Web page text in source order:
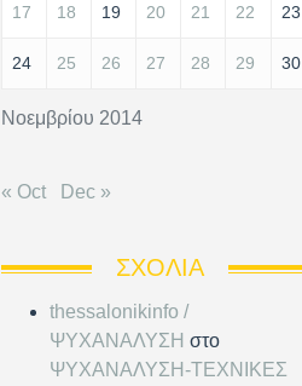
Νοεμβρίου 2014
17 18 19 20 21 22 23
24 25 26 27 28 29 30
« Oct Dec »
ΣΧΌΛΙΑ
thessalonikinfo /
ΨΥΧΑΝΑΛΥΣΗ στο
ΨΥΧΑΝΑΛΥΣΗ-ΤΕΧΝΙΚΕΣ